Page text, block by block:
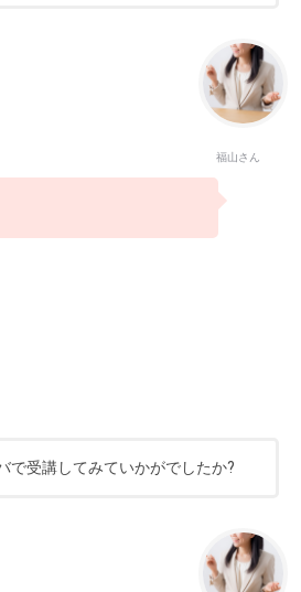
福山さん
で受講してみていかがでしたか?